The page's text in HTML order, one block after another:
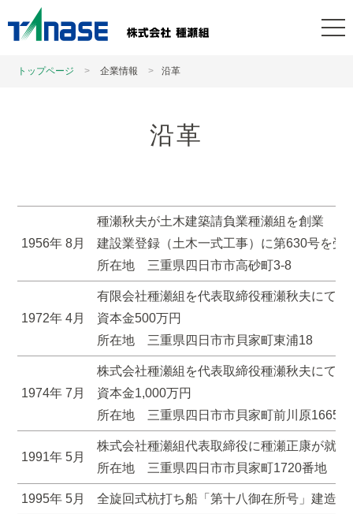
トップページ 企業情報 沿革
沿革
1956年 8月
種瀬秋夫が土木建築請負業種瀬組を創業
建設業登録（土木一式工事）に第630号を受
所在地 三重県四日市市高砂町3-8
1972年 4月
有限会社種瀬組を代表取締役種瀬秋夫にて設
資本金500万円
所在地 三重県四日市市貝家町東浦18
1974年 7月
株式会社種瀬組を代表取締役種瀬秋夫にて設
資本金1,000万円
所在地 三重県四日市市貝家町前川原1665
1991年 5月
株式会社種瀬組代表取締役に種瀬正康が就任
所在地 三重県四日市市貝家町1720番地
1995年 5月 全旋回式杭打ち船「第十八御在所号」建造